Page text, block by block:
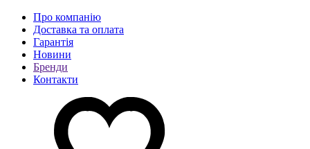
Про компанію
Доставка та оплата
Гарантія
Новини
Бренди
Контакти